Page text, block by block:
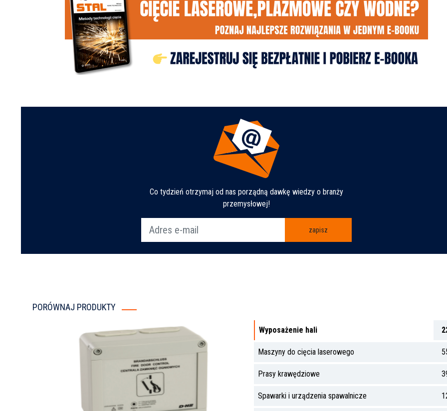
Co tydzień otrzymaj od nas porządną dawkę wiedzy o branży
przemysłowej!
zapisz
PORÓWNAJ PRODUKTY
Wyposażenie hali
Maszyny do cięcia laserowego
Prasy krawędziowe
Spawarki i urządzenia spawalnicze